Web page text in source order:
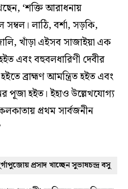
‘শক্তি আরাধনায়
সম্বল। লাঠি, বর্শা, সড়কি,
খাঁড়া এইসব সাজাইয়া এক
এবং বহুবলধারিণী দেবীর
হইতে ব্রাহ্মণ আমন্ত্রিত হইত এবং
পূজা হইত। ইহাও উল্লেখযোগ্য
প্রথম সার্বজনীন